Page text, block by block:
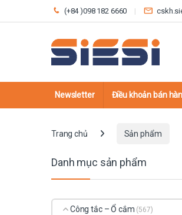
Skip to navigation
Skip to content
(+84 )098 182 6660
Newsletter Điều khoản bán
Trang chủ Sản phẩm
Danh mục sản phẩm
Công tắc – Ổ cắm (567)